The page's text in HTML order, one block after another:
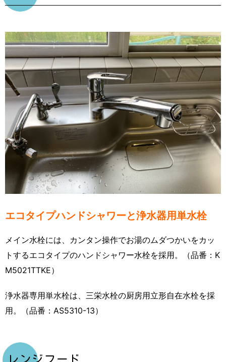
エコタイプハンドシャワーと浄水器用単水栓
メイン水栓には、カンタン操作でお湯のムダつかいをカッ
トするエコタイプのハンドシャワー水栓を採用。（品番：K
M5021TTKE）
浄水器専用単水栓は、三栄水栓の厨房用立形自在水栓を採
用。（品番：AS5310-13）
レンジフード